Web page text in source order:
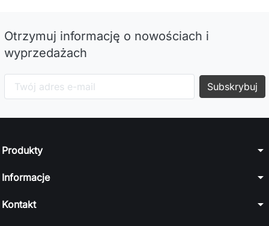
Otrzymuj informację o nowościach i
wyprzedażach
Produkty arrow_drop_down
Informacje arrow_drop_down
Kontakt arrow_drop_down